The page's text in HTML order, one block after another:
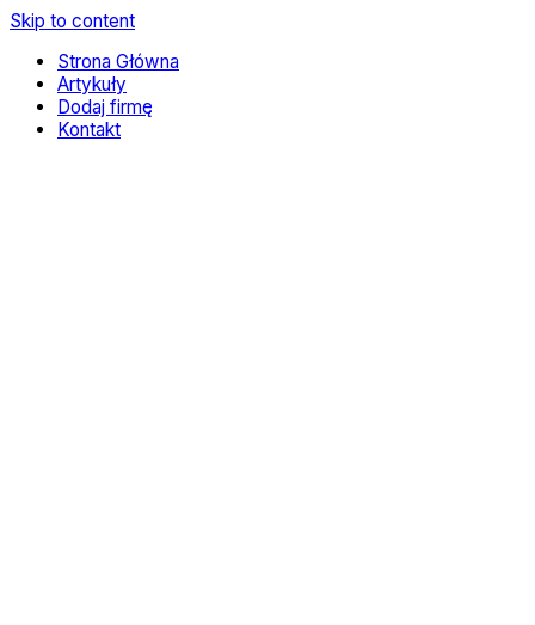
Skip to content
Strona Główna
Artykuły
Dodaj firmę
Kontakt